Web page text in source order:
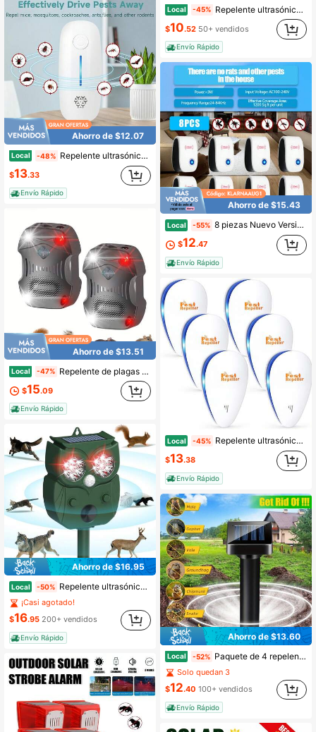
Ahorro de $12.07
Local -48% Repelente ultrasónico de plagas (paquete de 6) Trampas para ratones para interiores, repelente ultrasónico para ratones, con enchufe, para murciélagos, hormigas, chinches, mosquitos, moscas, arañas, ardillas y murciélagos.
$13.33
Envío Rápido
Ahorro de $13.51
Local -47% Repelente de plagas ultrasónico mejorado 3 en 1, repelente de roedores 2025 con luces estroboscópicas para motor de coche, hogar, jardín exterior, recargable por USB, paquete individual
$15.09
Envío Rápido
Ahorro de $16.95
Local -50% Repelente ultrasónico de animales para exteriores, repelente solar para gatos, ciervos y otros animales con detector de movimiento, resistente al agua, para ardillas, mapaches, zorrillos y pájaros, ideal para jardín.
¡Casi agotado!
$16.95 200+ vendidos
Envío Rápido
Local -45% Repelente ultrasónico de plagas, repelente electrónico de roedores con alimentación USB, para interiores y exteriores, para ardillas y ratas, y para arañas en áticos, casas, garajes, sótanos y almacenes.
$10.52 50+ vendidos
Envío Rápido
Ahorro de $15.43
Local -55% 8 piezas Nuevo Versión Dispositivo de Control de Plagas con Tecnología de Onda Sonora - Control de Plagas Efectivo para Interiores Adecuado para Hogares, Cocinas, Oficinas, Hoteles y Almacenes - Elimina Pulgas, Insectos, Mosquitos, Ratones, Lagartijas, Arañas, Hormigas, Cucarachas
$12.47
Envío Rápido
Local -45% Repelente ultrasónico de plagas (paquete de 6) Trampas para ratones para interiores, repelente ultrasónico para ratones, con enchufe, para murciélagos, hormigas, chinches, mosquitos, moscas, arañas, ardillas y murciélagos.
$13.38
Envío Rápido
Ahorro de $13.60
Local -52% Paquete de 4 repelentes solares ultra para ratones - Disuasivo de pinchos para exteriores, control de plagas para céspedes y jardines, repele topos, ardillas, gophers, serpientes y topos
Solo quedan 3
$12.40 100+ vendidos
Envío Rápido